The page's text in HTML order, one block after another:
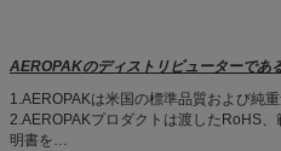
AEROPAKのディストリビューターであ
1.AEROPAKは米国の標準品質および純
2.AEROPAKプロダクトは渡したRoHS
明書を…